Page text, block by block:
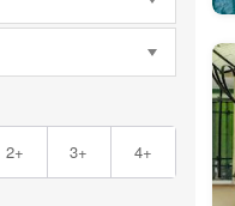
2+ 3+ 4+